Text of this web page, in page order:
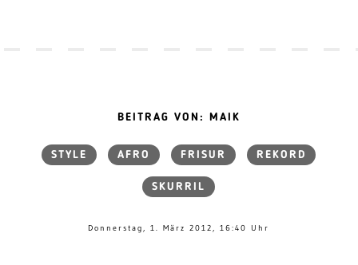
BEITRAG VON: MAIK
STYLE AFRO FRISUR REKORD
SKURRIL
Donnerstag, 1. März 2012, 16:40 Uhr